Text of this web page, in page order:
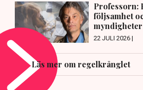
Professorn:
följsamhet
myndigheter
22 JULI 2026 |
Läs mer om regelkrånglet